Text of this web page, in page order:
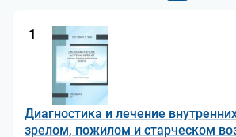
1
Диагностика и лечение
зрелом, пожилом и старческом